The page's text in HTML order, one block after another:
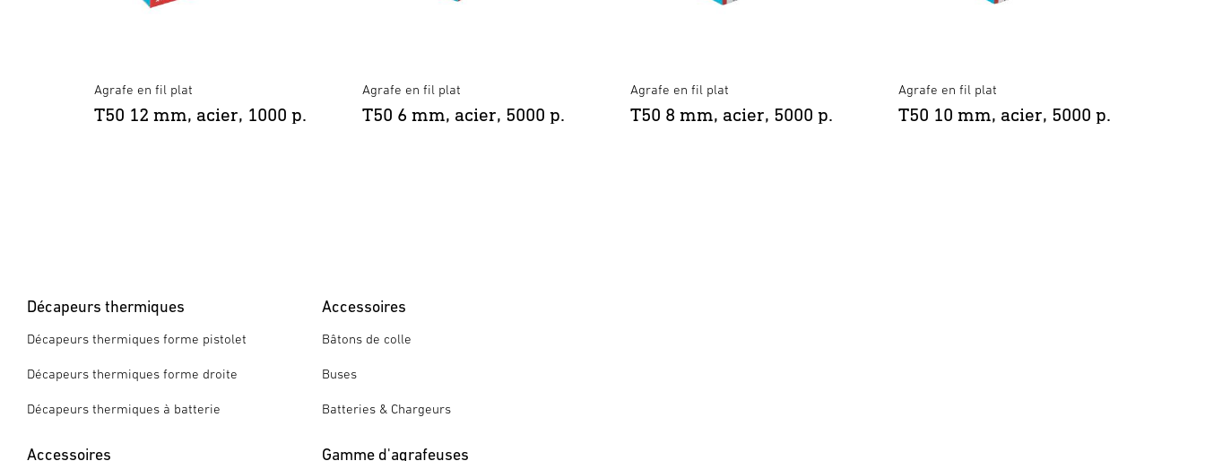
Agrafe en fil plat
T50 12 mm, acier, 1000 p.
Agrafe en fil plat
T50 6 mm, acier, 5000 p.
Agrafe en fil plat
T50 8 mm, acier, 5000 p.
Agrafe en fil plat
T50 10 mm, acier, 5000 p.
Décapeurs thermiques
Décapeurs thermiques forme pistolet
Décapeurs thermiques forme droite
Décapeurs thermiques à batterie
Accessoires
Accessoires
Bâtons de colle
Buses
Batteries & Chargeurs
Gamme d'agrafeuses